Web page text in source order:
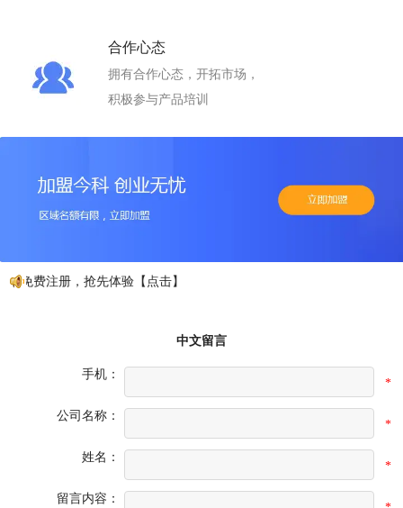
合作心态
拥有合作心态，开拓市场，
积极参与产品培训
免费注册，抢先体验【点击】
中文留言
手机：
*
公司名称：
*
姓名：
*
留言内容：